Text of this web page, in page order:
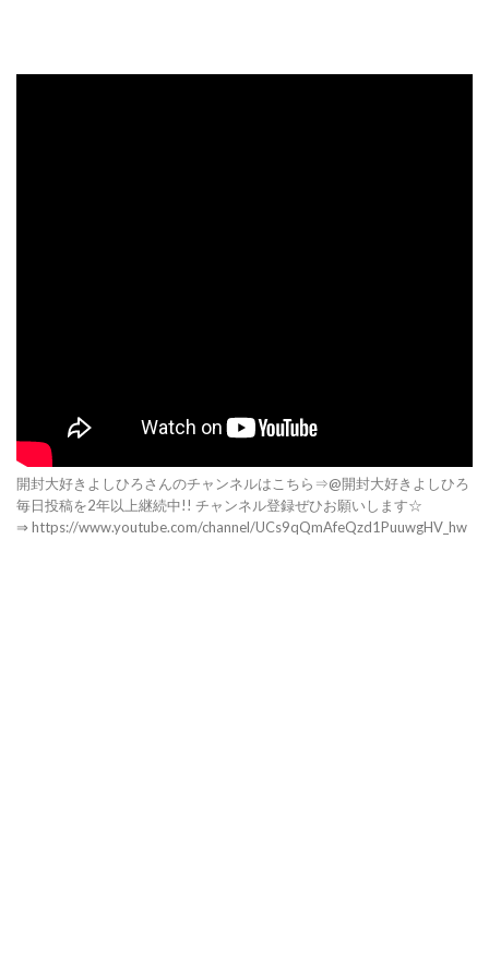
開封大好きよしひろさんのチャンネルはこちら⇒@開封大好きよしひろ
毎日投稿を2年以上継続中!! チャンネル登録ぜひお願いします☆
⇒ https://www.youtube.com/channel/UCs9qQmAfeQzd1PuuwgHV_hw